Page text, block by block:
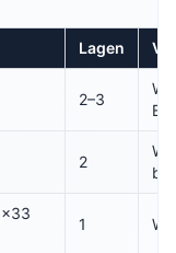
Lagen
2–3
2
1